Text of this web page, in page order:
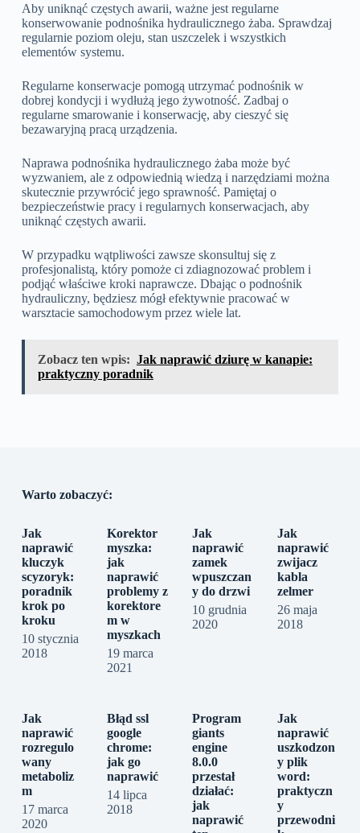
Aby uniknąć częstych awarii, ważne jest regularne
konserwowanie podnośnika hydraulicznego żaba. Sprawdzaj
regularnie poziom oleju, stan uszczelek i wszystkich
elementów systemu.
Regularne konserwacje pomogą utrzymać podnośnik w
dobrej kondycji i wydłużą jego żywotność. Zadbaj o
regularne smarowanie i konserwację, aby cieszyć się
bezawaryjną pracą urządzenia.
Naprawa podnośnika hydraulicznego żaba może być
wyzwaniem, ale z odpowiednią wiedzą i narzędziami można
skutecznie przywrócić jego sprawność. Pamiętaj o
bezpieczeństwie pracy i regularnych konserwacjach, aby
uniknąć częstych awarii.
W przypadku wątpliwości zawsze skonsultuj się z
profesjonalistą, który pomoże ci zdiagnozować problem i
podjąć właściwe kroki naprawcze. Dbając o podnośnik
hydrauliczny, będziesz mógł efektywnie pracować w
warsztacie samochodowym przez wiele lat.
Zobacz ten wpis: Jak naprawić dziurę w kanapie:
praktyczny poradnik
Warto zobaczyć:
Jak
naprawić
kluczyk
scyzoryk:
poradnik
krok po
kroku
10 stycznia
2018
Korektor
myszka:
jak
naprawić
problemy z
korektore
m w
myszkach
19 marca
2021
Jak
naprawić
zamek
wpuszczan
y do drzwi
10 grudnia
2020
Jak
naprawić
zwijacz
kabla
zelmer
26 maja
2018
Jak
naprawić
rozregulo
wany
metaboliz
m
17 marca
2020
Błąd ssl
google
chrome:
jak go
naprawić
14 lipca
2018
Program
giants
engine
8.0.0
przestał
działać:
jak
naprawić
Jak
naprawić
uszkodzon
y plik
word:
praktyczn
y
przewodni